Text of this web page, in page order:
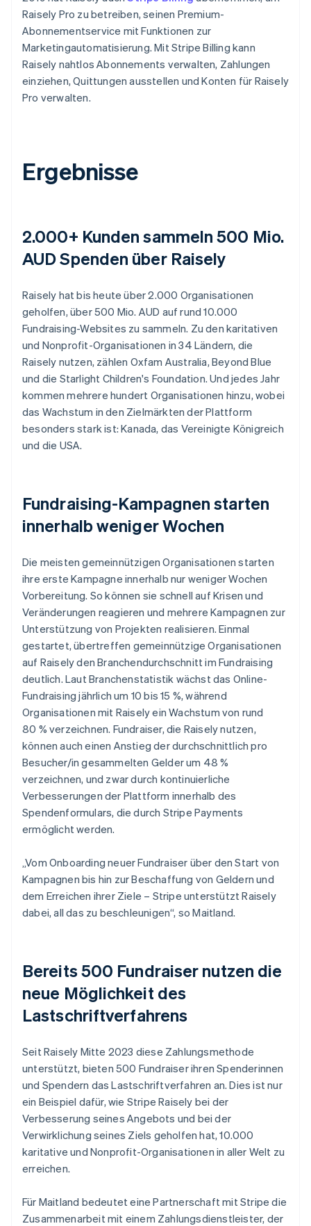
Raisely Pro zu betreiben, seinen Premium-
Abonnementservice mit Funktionen zur
Marketingautomatisierung. Mit Stripe Billing kann
Raisely nahtlos Abonnements verwalten, Zahlungen
einziehen, Quittungen ausstellen und Konten für Raisely
Pro verwalten.
Ergebnisse
2.000+ Kunden sammeln 500 Mio.
AUD Spenden über Raisely
Raisely hat bis heute über 2.000 Organisationen
geholfen, über 500 Mio. AUD auf rund 10.000
Fundraising-Websites zu sammeln. Zu den karitativen
und Nonprofit-Organisationen in 34 Ländern, die
Raisely nutzen, zählen Oxfam Australia, Beyond Blue
und die Starlight Children's Foundation. Und jedes Jahr
kommen mehrere hundert Organisationen hinzu, wobei
das Wachstum in den Zielmärkten der Plattform
besonders stark ist: Kanada, das Vereinigte Königreich
und die USA.
Fundraising-Kampagnen starten
innerhalb weniger Wochen
Die meisten gemeinnützigen Organisationen starten
ihre erste Kampagne innerhalb nur weniger Wochen
Vorbereitung. So können sie schnell auf Krisen und
Veränderungen reagieren und mehrere Kampagnen zur
Unterstützung von Projekten realisieren. Einmal
gestartet, übertreffen gemeinnützige Organisationen
auf Raisely den Branchendurchschnitt im Fundraising
deutlich. Laut Branchenstatistik wächst das Online-
Fundraising jährlich um 10 bis 15 %, während
Organisationen mit Raisely ein Wachstum von rund
80 % verzeichnen. Fundraiser, die Raisely nutzen,
können auch einen Anstieg der durchschnittlich pro
Besucher/in gesammelten Gelder um 48 %
verzeichnen, und zwar durch kontinuierliche
Verbesserungen der Plattform innerhalb des
Spendenformulars, die durch Stripe Payments
ermöglicht werden.
„Vom Onboarding neuer Fundraiser über den Start von
Kampagnen bis hin zur Beschaffung von Geldern und
dem Erreichen ihrer Ziele – Stripe unterstützt Raisely
dabei, all das zu beschleunigen“, so Maitland.
Bereits 500 Fundraiser nutzen die
neue Möglichkeit des
Lastschriftverfahrens
Seit Raisely Mitte 2023 diese Zahlungsmethode
unterstützt, bieten 500 Fundraiser ihren Spenderinnen
und Spendern das Lastschriftverfahren an. Dies ist nur
ein Beispiel dafür, wie Stripe Raisely bei der
Verbesserung seines Angebots und bei der
Verwirklichung seines Ziels geholfen hat, 10.000
karitative und Nonprofit-Organisationen in aller Welt zu
erreichen.
Für Maitland bedeutet eine Partnerschaft mit Stripe die
Zusammenarbeit mit einem Zahlungsdienstleister, der